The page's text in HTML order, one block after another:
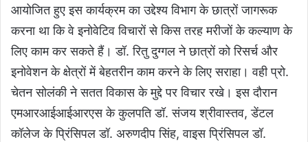
आयोजित हुए इस कार्यक्रम का उद्देश्य विभाग के छात्रों जागरूक
करना था कि वे इनोवेटिव विचारों से किस तरह मरीजों के कल्याण के
लिए काम कर सकते हैं। डॉ. रितु दुग्गल ने छात्रों को रिसर्च और
इनोवेशन के क्षेत्रों में बेहतरीन काम करने के लिए सराहा। वही प्रो.
चेतन सोलंकी ने सतत विकास के मुद्दे पर विचार रखे। इस दौरान
एमआरआईआईआरएस के कुलपति डॉ. संजय श्रीवास्तव, डेंटल
कॉलेज के प्रिंसिपल डॉ. अरुणदीप सिंह, वाइस प्रिंसिपल डॉ.